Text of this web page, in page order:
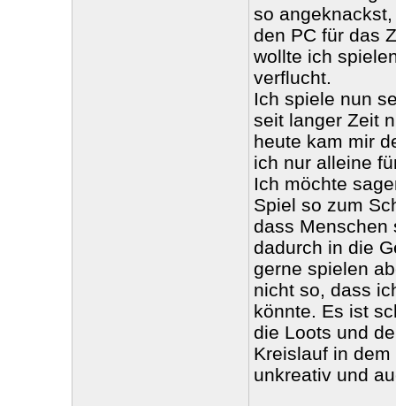
so
den PC für das
wollte ich
verflucht.
Ich spiele nun
seit langer Zeit
heute kam mir
ich nur alleine
Ich möchte
Spiel so zum
dass Menschen
dadurch in die
gerne spielen
nicht so, dass
könnte. Es ist
die Loots und
Kreislauf in
unkreativ und